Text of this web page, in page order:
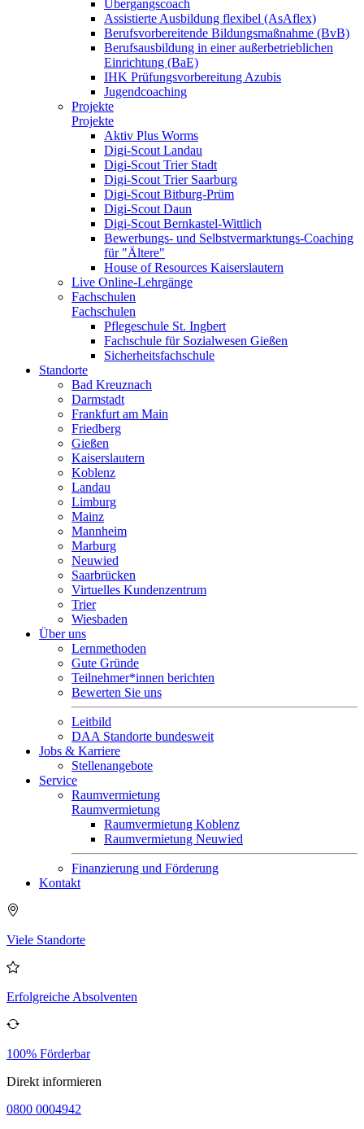
Übergangscoach
Assistierte Ausbildung flexibel (AsAflex)
Berufsvorbereitende Bildungsmaßnahme (BvB)
Berufsausbildung in einer außerbetrieblichen
Einrichtung (BaE)
IHK Prüfungsvorbereitung Azubis
Jugendcoaching
Projekte
Projekte
Aktiv Plus Worms
Digi-Scout Landau
Digi-Scout Trier Stadt
Digi-Scout Trier Saarburg
Digi-Scout Bitburg-Prüm
Digi-Scout Daun
Digi-Scout Bernkastel-Wittlich
Bewerbungs- und Selbstvermarktungs-Coaching
für "Ältere"
House of Resources Kaiserslautern
Live Online-Lehrgänge
Fachschulen
Fachschulen
Pflegeschule St. Ingbert
Fachschule für Sozialwesen Gießen
Sicherheitsfachschule
Standorte
Bad Kreuznach
Darmstadt
Frankfurt am Main
Friedberg
Gießen
Kaiserslautern
Koblenz
Landau
Limburg
Mainz
Mannheim
Marburg
Neuwied
Saarbrücken
Virtuelles Kundenzentrum
Trier
Wiesbaden
Über uns
Lernmethoden
Gute Gründe
Teilnehmer*innen berichten
Bewerten Sie uns
Leitbild
DAA Standorte bundesweit
Jobs & Karriere
Stellenangebote
Service
Raumvermietung
Raumvermietung
Raumvermietung Koblenz
Raumvermietung Neuwied
Finanzierung und Förderung
Kontakt
Viele Standorte
Erfolgreiche Absolventen
100% Förderbar
Direkt informieren
0800 0004942